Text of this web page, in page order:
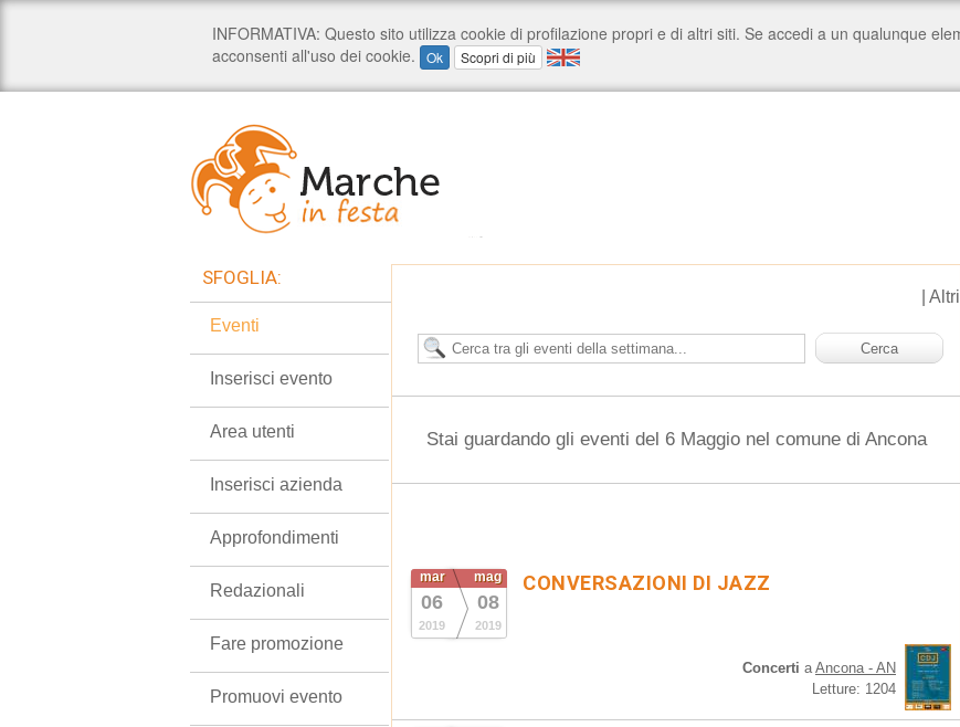
Altri
Stai guardando gli eventi del 6 Maggio nel comune di Ancona
mar
06
2019
mag
08
2019
CONVERSAZIONI DI JAZZ
Concerti aAncona - AN
Letture: 1204
SFOGLIA:
Eventi
Inserisci evento
Area utenti
Inserisci azienda
Approfondimenti
Redazionali
Fare promozione
Promuovi evento